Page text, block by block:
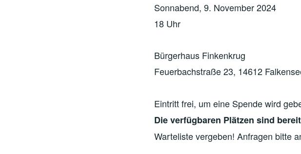
Sonnabend, 9. November 2024
18 Uhr
Bürgerhaus Finkenkrug
Feuerbachstraße 23, 14612
Eintritt frei, um eine Spende wird
Die verfügbaren Plätzen sind
Warteliste vergeben! Anfragen bitte